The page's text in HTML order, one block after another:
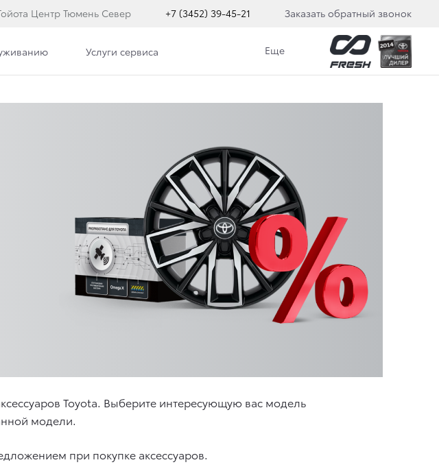
Центр Тюмень Север +7 (3452) 39-45-21 Заказать обратный звонок
Услуги сервиса Еще
Toyota. Выберите интересующую вас модель
модели.
при покупке аксессуаров.